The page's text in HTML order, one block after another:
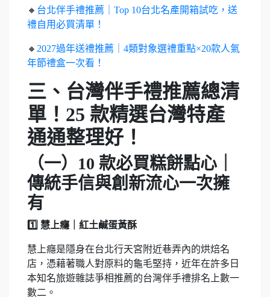
🔸 台北伴手禮推薦｜Top 10台北名產開箱試吃，送
禮自用必買清單！
🔸 2027過年送禮推薦｜4類對象選禮重點×20款人氣
年節禮盒一次看！
三、台灣伴手禮推薦總清
單！25 款精選台灣特產
通通整理好！
（一）10 款必買糕餅點心｜
傳統手信與創新流心一次擁
有
1️⃣ 慧上癮｜紅土鹹蛋黃酥
慧上癮是隱身在台北行天宮附近巷弄內的烘焙名
店，憑藉著職人對原料的龜毛堅持，近年在許多日
本知名旅遊雜誌爭相推薦的台灣伴手禮排名上數一
數二。